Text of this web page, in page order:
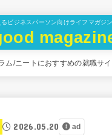
ビジネスパーソン向けライフマガジン
ム ニートにおすすめの就職サ
2026.05.20 ad